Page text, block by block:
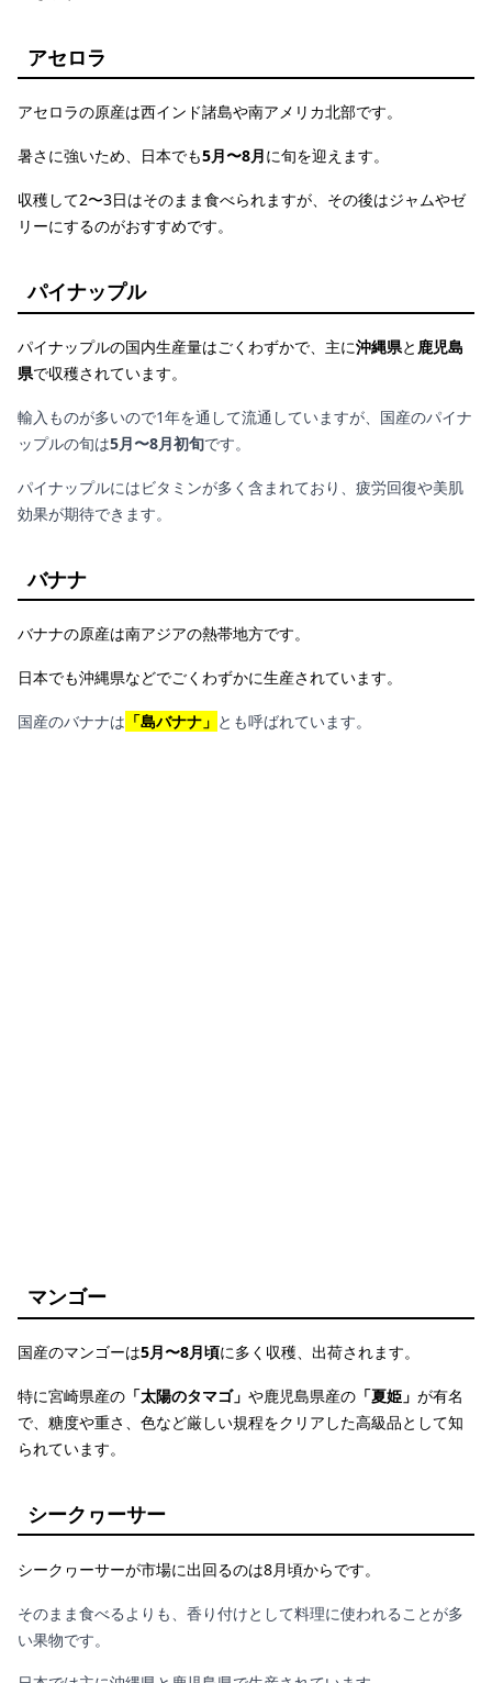
アセロラ
アセロラの原産は西インド諸島や南アメリカ北部です。
暑さに強いため、日本でも5月〜8月に旬を迎えます。
収穫して2〜3日はそのまま食べられますが、その後はジャムやゼ
リーにするのがおすすめです。
パイナップル
パイナップルの国内生産量はごくわずかで、主に沖縄県と 鹿児島
県で収穫されています。
輸入ものが多いので1年を通して流通していますが、国産のパイナ
ップルの旬は5月〜8月初旬です。
パイナップルにはビタミンが多く含まれており、疲労回復や美肌
効果が期待できます。
バナナ
バナナの原産は南アジアの熱帯地方です。
日本でも沖縄県などでごくわずかに生産されています。
国産のバナナは 「島バナナ」 とも呼ばれています。
マンゴー
国産のマンゴーは5月〜8月頃に多く収穫、出荷されます。
特に宮崎県産の 「太陽のタマゴ」 や鹿児島県産の 「夏姫」 が有名
で、糖度や重さ、色など厳しい規程をクリアした高級品として知
られています。
シークヮーサー
シークヮーサーが市場に出回るのは8月頃からです。
そのまま食べるよりも、香り付けとして料理に使われることが多
い果物です。